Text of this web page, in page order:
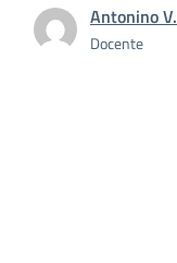
Antonino V.
Docente